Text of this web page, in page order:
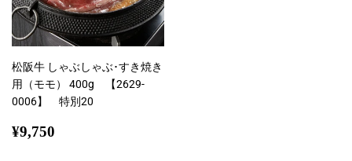
松阪牛 しゃぶしゃぶ･すき焼き
用（モモ） 400g 【2629-
0006】 特別20
通
¥9,750